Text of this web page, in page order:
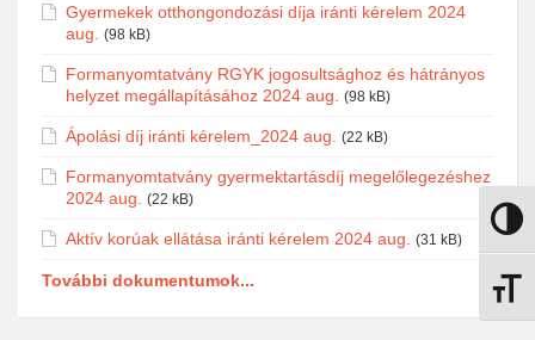
Nagy
Gyermekek otthongondozási díja iránti kérelem 2024
aug.
(98 kB)
Formanyomtatvány RGYK jogosultsághoz és hátrányos
helyzet megállapításához 2024 aug.
(98 kB)
Ápolási díj iránti kérelem_2024 aug. (22 kB)
Formanyomtatvány gyermektartásdíj megelőlegezéshez
2024 aug.
(22 kB)
Aktív korúak ellátása iránti kérelem 2024 aug. (31 kB)
További dokumentumok...